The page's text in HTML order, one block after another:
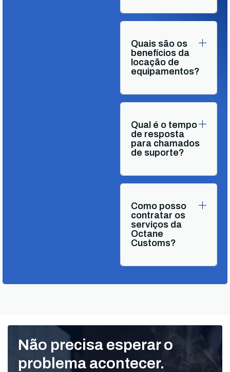
Quais são os
benefícios da
locação de
equipamentos?
Qual é o tempo
de resposta
para chamados
de suporte?
Como posso
contratar os
serviços da
Octane
Customs?
Não precisa esperar o
problema acontecer.